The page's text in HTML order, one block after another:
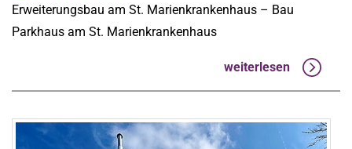
Erweiterungsbau am St. Marienkrankenhaus – Bau
Parkhaus am St. Marienkrankenhaus
weiterlesen